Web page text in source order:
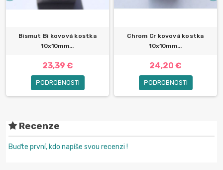
Bismut Bi kovová kostka
10x10mm...
23,39 €
PODROBNOSTI
Chrom Cr kovová kostka
10x10mm...
24,20 €
PODROBNOSTI
Recenze
Buďte první, kdo napíše svou recenzi !